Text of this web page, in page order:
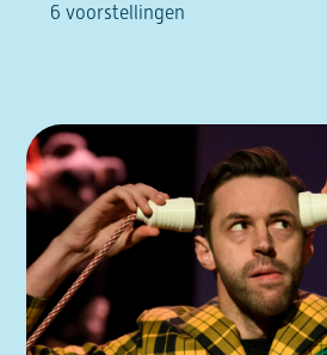
6 voorstellingen